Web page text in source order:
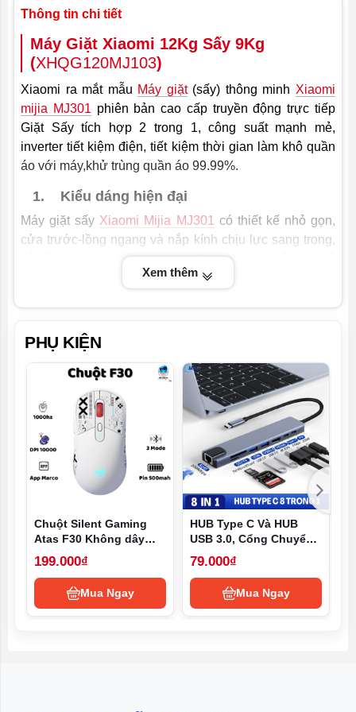
Áp lực nước
Kích thước
sản phẩm
598 x 585 x 850 mm
Thông tin chi tiết
Máy Giặt Xiaomi 12Kg Sấy 9Kg
(XHQG120MJ103)
Xiaomi ra mắt mẫu Máy giặt(sấy) thông minh Xiaomi
mijia MJ301 phiên bản cao cấp truyền động trực tiếp
Giặt Sấy tích hợp 2 trong 1, công suất mạnh mẻ,
inverter tiết kiệm điện, tiết kiệm thời gian làm khô quần
áo với máy,khử trùng quần áo 99.99%.
1. Kiểu dáng hiện đại
Máy giặt sấy Xiaomi Mijia MJ301
có thiết kế nhỏ gọn,
cửa trước-lồng ngang và nắp kính chịu lực sang trọng,
dễ vệ sinh. Máy giặt có màu sắc trang nhã, công nghệ
tích hợp hiện đại, phù hợp cho mọi không gian gia đình,
chuyển
Xem thêm
PHỤ KIỆN
Chuột Silent Gaming
Atas F30 Không dây
Bluetooth - 3 MODE -
Sử dụng liên tục 50h -
Có app Marco
199.000₫
Mua Ngay
HUB Type C Và HUB
USB 3.0, Cổng Chuyển
Đổi HUB USB Type-C,
USB 3.0 to HDMI,USB
3.0, SD, TF,RJ45, PD
Type-C
79.000₫
Mua Ngay